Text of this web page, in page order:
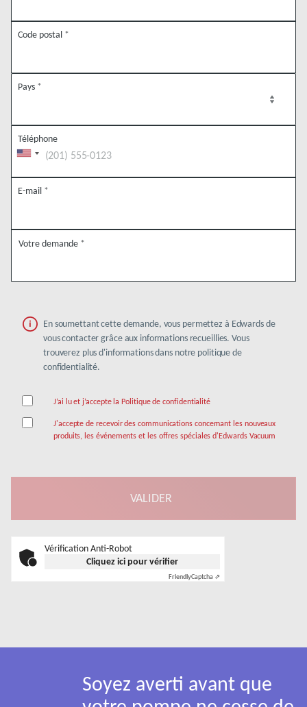
Code postal *
Pays *
Téléphone
E-mail *
Votre demande *
En soumettant cette demande, vous permettez à Edwards de
vous contacter grâce aux informations recueillies. Vous
trouverez plus d'informations dans notre politique de
confidentialité.
J’ai lu et j’accepte la Politique de confidentialité
J'accepte de recevoir des communications concernant les nouveaux
produits, les événements et les offres spéciales d'Edwards Vacuum
Vérification Anti-Robot
Cliquez ici pour vérifier
FriendlyCaptcha ⇗
Soyez averti avant que